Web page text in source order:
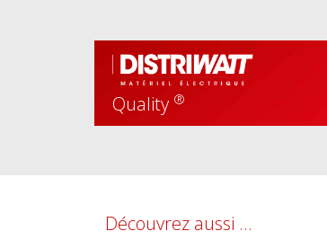
Quality ®
Découvrez aussi ...